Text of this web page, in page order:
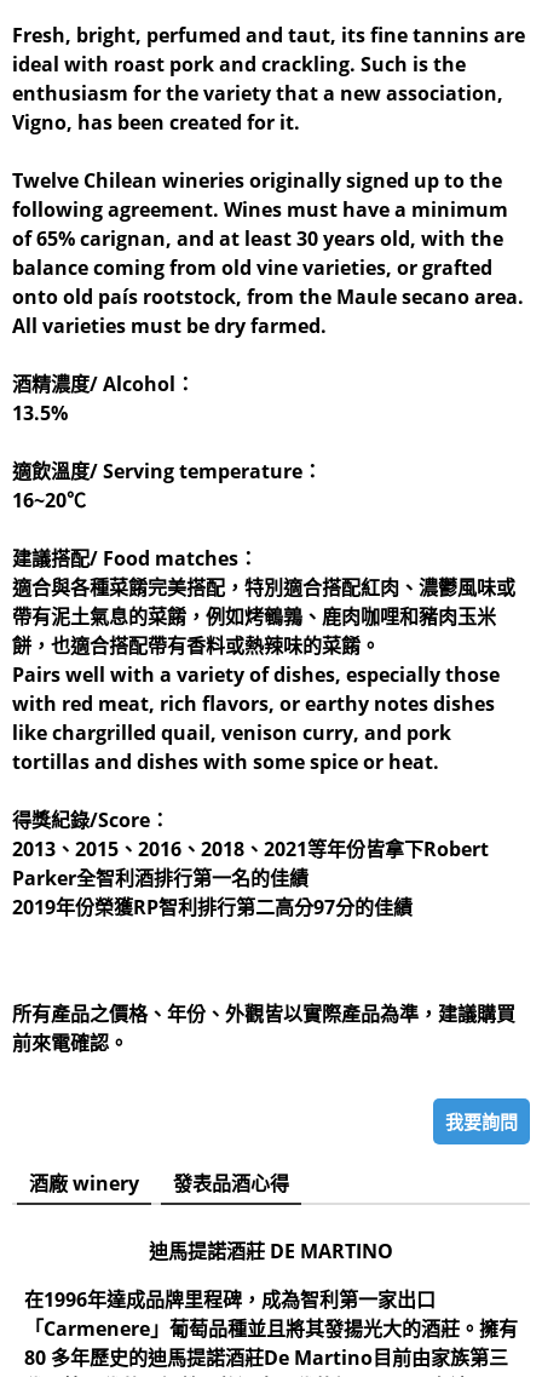
Fresh, bright, perfumed and taut, its fine tannins are
ideal with roast pork and crackling. Such is the
enthusiasm for the variety that a new association,
Vigno, has been created for it.
Twelve Chilean wineries originally signed up to the
following agreement. Wines must have a minimum
of 65% carignan, and at least 30 years old, with the
balance coming from old vine varieties, or grafted
onto old país rootstock, from the Maule secano area.
All varieties must be dry farmed.
酒精濃度/ Alcohol：
13.5%
適飲溫度/ Serving temperature：
16~20℃
建議搭配/ Food matches：
適合與各種菜餚完美搭配，特別適合搭配紅肉、濃鬱風味或
帶有泥土氣息的菜餚，例如烤鵪鶉、鹿肉咖哩和豬肉玉米
餅，也適合搭配帶有香料或熱辣味的菜餚。
Pairs well with a variety of dishes, especially those
with red meat, rich flavors, or earthy notes dishes
like chargrilled quail, venison curry, and pork
tortillas and dishes with some spice or heat.
得獎紀錄/Score：
2013、2015、2016、2018、2021等年份皆拿下Robert
Parker全智利酒排行第一名的佳績
2019年份榮獲RP智利排行第二高分97分的佳績
所有產品之價格、年份、外觀皆以實際產品為準，建議購買
前來電確認。
我要詢問
酒廠 winery 發表品酒心得
迪馬提諾酒莊 DE MARTINO
在1996年達成品牌里程碑，成為智利第一家出口
「Carmenere」葡萄品種並且將其發揚光大的酒莊。擁有
80 多年歷史的迪馬提諾酒莊De Martino目前由家族第三